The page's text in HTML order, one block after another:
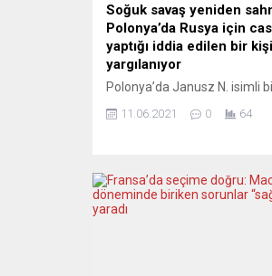
Soğuk savaş yeniden
Polonya’da Rusya için
yaptığı iddia edilen bir kişi
yargılanıyor
Polonya’da Janusz N. isimli
suçlamasıyla 31 Mayıs’ta
yaptığı yazılı açıklamada, söz
zanlının Rus istihbarat
talimat aldığını, şüphelinin
11.06.2021 0 64